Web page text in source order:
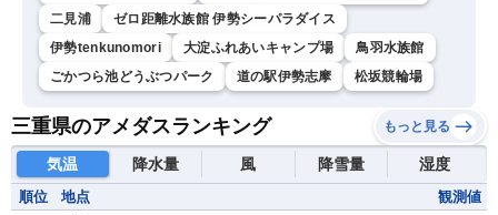
二見浦
ゼロ距離水族館 伊勢シーパラダイス
伊勢tenkunomori
大淀ふれあいキャンプ場
鳥羽水族館
ごかつら池どうぶつパーク
道の駅伊勢志摩 松坂競輪場
三重県のアメダスランキング もっと見る
気温 降水量 風 降雪量 湿度
順位 地点 観測値